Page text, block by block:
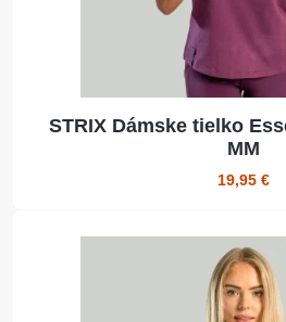
STRIX Dámske tielko
MM
19,95 €